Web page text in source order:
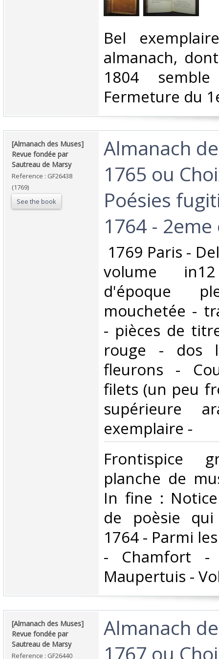
‎Bel
almanach,
1804
Fermeture du
‎[Almanach des Muses]
Revue fondée par
Sautreau de Marsy‎
Reference : GF26438
(1769)
See the book
‎Almanach
1765 ou
Poésies
1764 -
1769 Paris -
volume
d'époque
mouchetée -
- pièces de
rouge - dos
fleurons -
filets (un peu
supérieure
exemplaire -‎
‎Frontispice
planche de
In fine :
de poèsie
1764 - Parmi
- Chamfort -
Maupertuis -
‎[Almanach des Muses]
Revue fondée par
Sautreau de Marsy‎
Reference : GF26440
‎Almanach
1767 ou